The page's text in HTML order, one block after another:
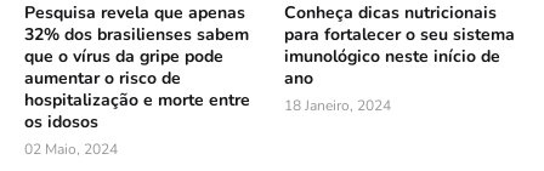
Pesquisa revela que apenas
32% dos brasilienses sabem
que o vírus da gripe pode
aumentar o risco de
hospitalização e morte entre
os idosos
02 Maio, 2024
Conheça dicas nutricionais
para fortalecer o seu sistema
imunológico neste início de
ano
18 Janeiro, 2024